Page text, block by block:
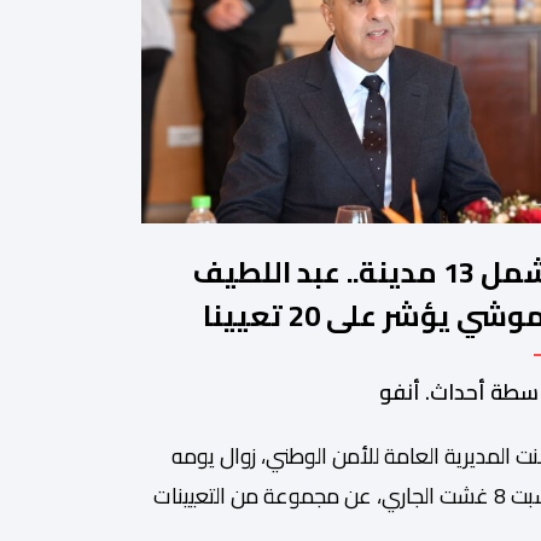
تشمل 13 مدينة.. عبد اللطيف
حموشي يؤشر على 20 تعيينا
في مناصب المسؤولية
الأمن الوطني
أحداث. أنفو
المديرية العامة للأمن الوطني، زوال يومه
السبت 8 غشت الجاري، عن مجموعة من التعيينات